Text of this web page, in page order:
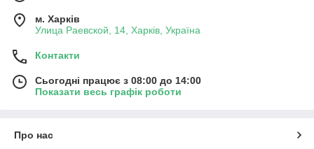
м. Харків
Улица Раевской, 14, Харків, Україна
Контакти
Сьогодні працює з 08:00 до 14:00
Показати весь графік роботи
Про нас